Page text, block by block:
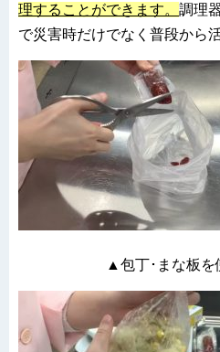
理することができます。 調理
で災害時だけでなく普段から
▲包丁･まな板を